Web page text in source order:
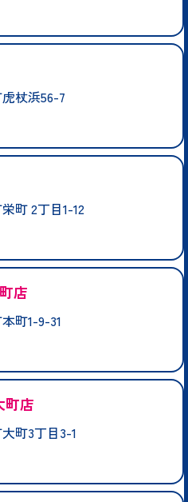
杖浜56-7
町 2丁目1-12
店
町1-9-31
町店
町3丁目3-1